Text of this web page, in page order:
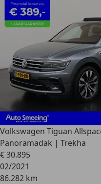
Volkswagen Tiguan
Panoramadak | Trekha
€ 30.895
02/2021
86.282 km